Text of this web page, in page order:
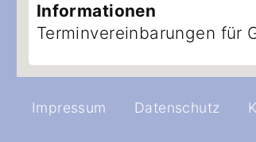
Informationen
Terminvereinbarungen für
Impressum Datenschutz